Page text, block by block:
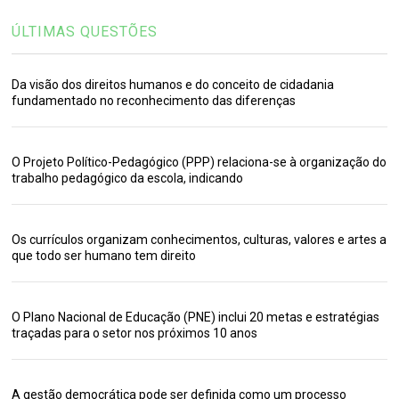
ÚLTIMAS QUESTÕES
Da visão dos direitos humanos e do conceito de cidadania
fundamentado no reconhecimento das diferenças
O Projeto Político-Pedagógico (PPP) relaciona-se à organização do
trabalho pedagógico da escola, indicando
Os currículos organizam conhecimentos, culturas, valores e artes a
que todo ser humano tem direito
O Plano Nacional de Educação (PNE) inclui 20 metas e estratégias
traçadas para o setor nos próximos 10 anos
A gestão democrática pode ser definida como um processo